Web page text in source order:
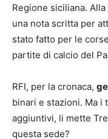
Regione siciliana.
una nota scritta per
stato fatto per le
partite di calcio del
RFI, per la cronaca,
binari e stazioni. Ma
aggiuntivi, li mette
questa sede?